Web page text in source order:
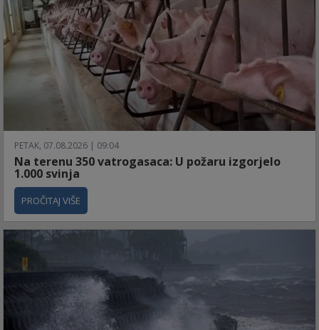
PETAK, 07.08.2026 | 09:04
Na terenu 350 vatrogasaca: U požaru izgorjelo
1.000 svinja
PROČITAJ VIŠE